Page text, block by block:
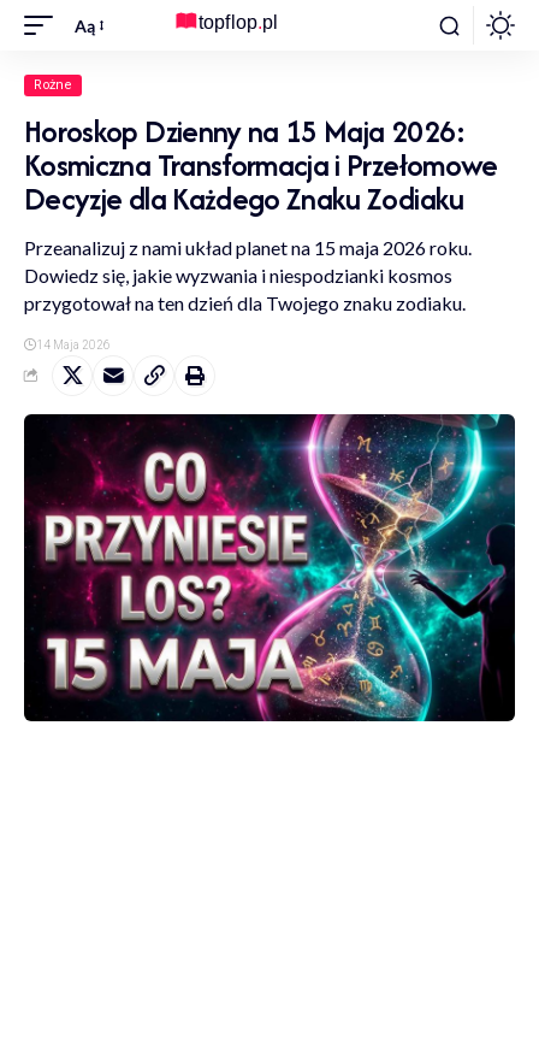
Aą
Rożne
Horoskop Dzienny na 15 Maja 2026:
Kosmiczna Transformacja i Przełomowe
Decyzje dla Każdego Znaku Zodiaku
Przeanalizuj z nami układ planet na 15 maja 2026 roku.
Dowiedz się, jakie wyzwania i niespodzianki kosmos
przygotował na ten dzień dla Twojego znaku zodiaku.
14 Maja 2026